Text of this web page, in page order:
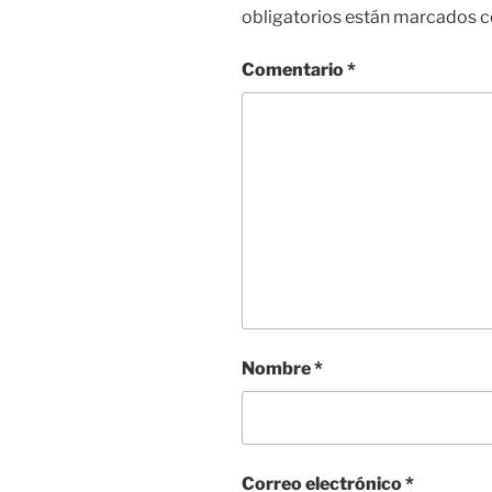
obligatorios están marcados
Comentario*
Nombre*
Correo electrónico*